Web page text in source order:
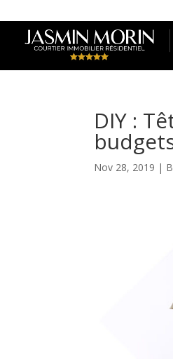
DIY :
Nov 28, 2019 |